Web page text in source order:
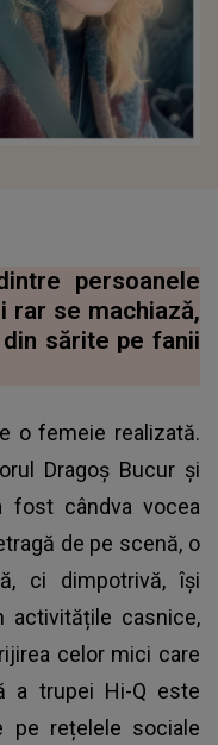
persoanele
rar se machiază,
sărite pe fanii
o femeie realizată.
Dragoș Bucur și
fost cândva vocea
de pe scenă, o
ci dimpotrivă, își
activitățile casnice,
celor mici care
a trupei Hi-Q este
rețelele sociale